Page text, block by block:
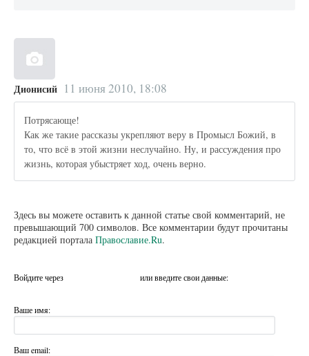
Дионисий 11 июня 2010, 18:08
Потрясающе!
Как же такие рассказы укрепляют веру в Промысл Божий, в
то, что всё в этой жизни неслучайно. Ну, и рассуждения про
жизнь, которая убыстряет ход, очень верно.
Здесь вы можете оставить к данной статье свой комментарий, не
превышающий 700 символов. Все комментарии будут прочитаны
редакцией портала Православие.Ru.
Войдите через или введите свои данные:
Ваше имя:
Ваш email: